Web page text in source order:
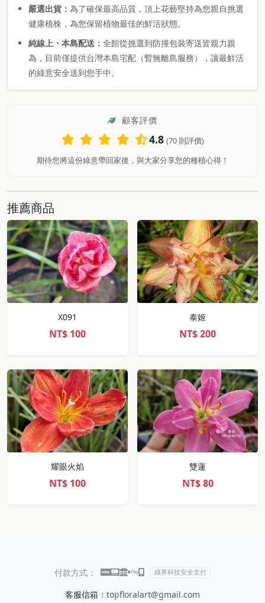
嚴選出貨：為了確保最高品質，頂上花藝堅持為您親自挑選
健康植株，為您保留植物最佳的鮮活狀態。
純線上・本島配送：全館從挑選到防撞包裝寄送皆親力親
為，目前僅提供台灣本島宅配（暫無離島服務），讓最鮮活
的綠意安全送到您手中。
顧客評價
4.8 (70 則評價)
期待您將這份綠意帶回家後，與大家分享您的種植心得！
推薦商品
X091
NT$ 100
泰姬
NT$200
耀眼火焰
NT$ 100
雙蓮
NT$80
付款方式： 綠界科技安全支付
客服信箱： topfloralart@gmail.com